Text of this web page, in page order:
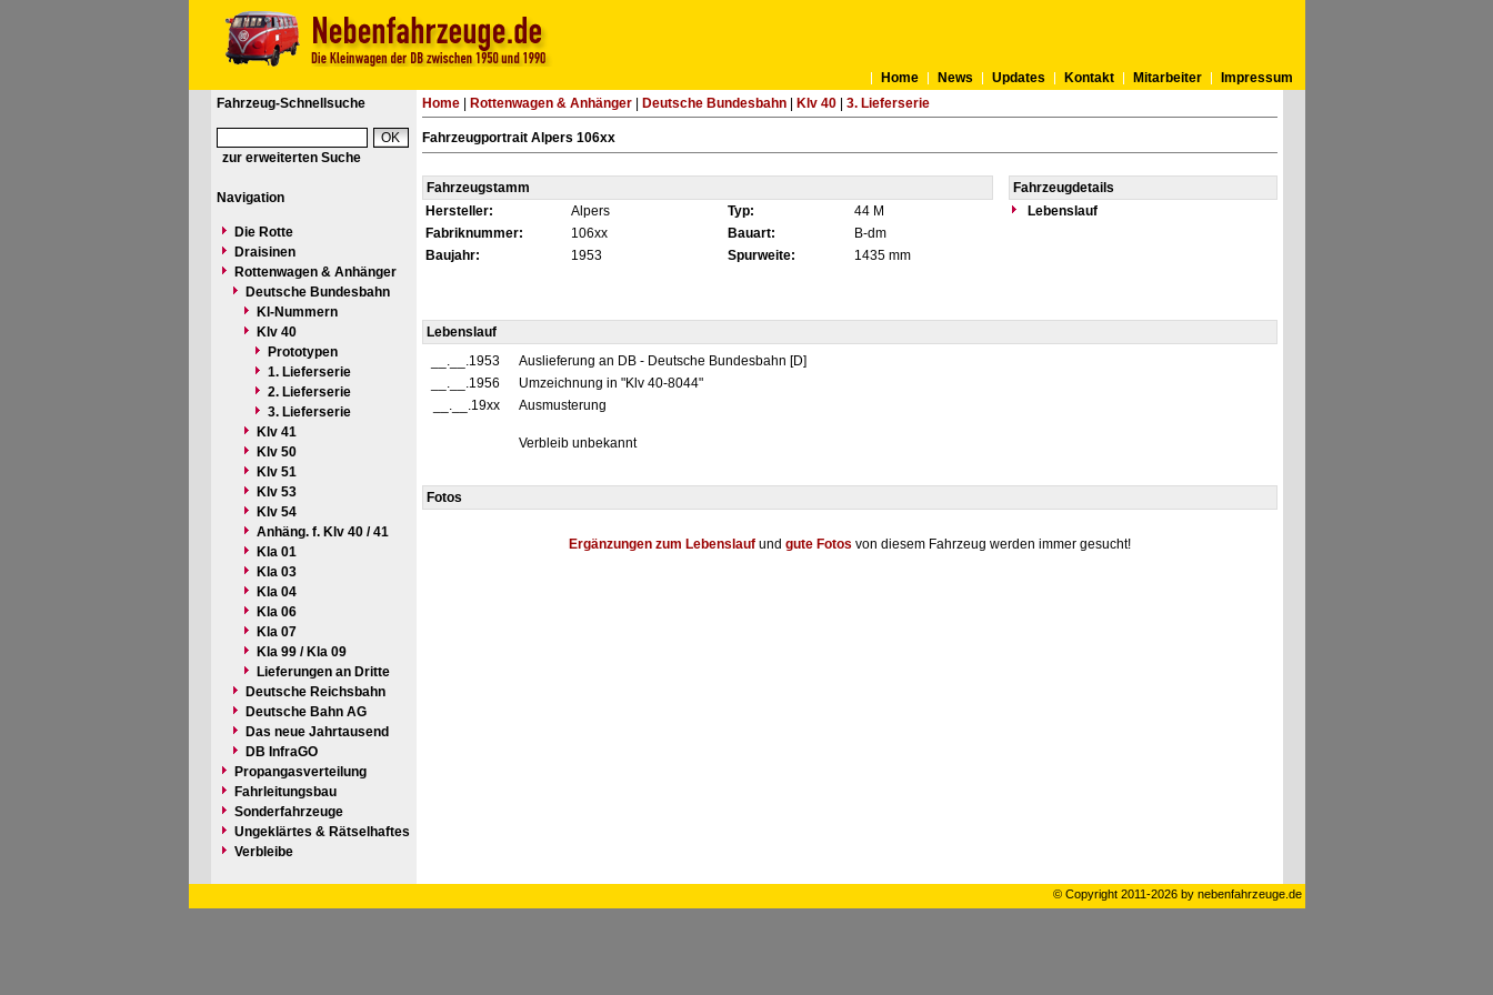
Home News Updates Kontakt Mitarbeiter
Impressum
Fahrzeug-Schnellsuche
zur erweiterten Suche
Navigation
Die Rotte
Draisinen
Rottenwagen & Anhänger
Deutsche Bundesbahn
Kl-Nummern
Klv 40
Prototypen
1. Lieferserie
2. Lieferserie
3. Lieferserie
Klv 41
Klv 50
Klv 51
Klv 53
Klv 54
Anhäng. f. Klv 40 / 41
Kla 01
Kla 03
Kla 04
Kla 06
Kla 07
Kla 99 / Kla 09
Lieferungen an Dritte
Deutsche Reichsbahn
Deutsche Bahn AG
Das neue Jahrtausend
DB InfraGO
Propangasverteilung
Fahrleitungsbau
Sonderfahrzeuge
Ungeklärtes & Rätselhaftes
Verbleibe
Home| Rottenwagen & Anhänger| Deutsche Bundesbahn| Klv 40| 3. Lieferserie
Fahrzeugportrait Alpers 106xx
Fahrzeugstamm
Fahrzeugdetails
Hersteller:
Alpers Typ: 44 M
Lebenslauf
Fabriknummer:
106xx Bauart:
B-dm
Baujahr:
1953 Spurweite: 1435 mm
Lebenslauf
__.__.1953
Auslieferung an DB - Deutsche Bundesbahn [D]
__.__.1956
Umzeichnung in "Klv 40-8044"
__.__.19xx
Ausmusterung
Verbleib unbekannt
Fotos
Ergänzungen zum Lebenslaufund gute Fotos von diesem Fahrzeug werden immer gesucht!
© Copyright 2011-2026 by nebenfahrzeuge.de